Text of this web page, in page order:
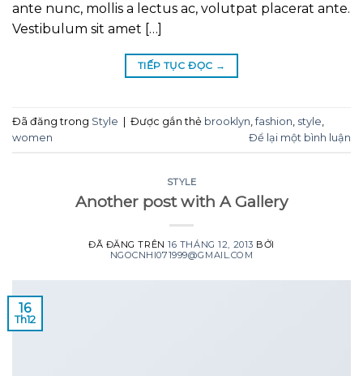
ante nunc, mollis a lectus ac, volutpat placerat ante.
Vestibulum sit amet […]
TIẾP TỤC ĐỌC →
Đã đăng trong Style | Được gắn thẻ brooklyn ,fashion style
women
Để lại một bình luận
STYLE
Another post with A Gallery
ĐÃ ĐĂNG TRÊN16 THÁNG 12, 2013 BỞI
NGOCNHI071999@GMAIL.COM
16
Th12